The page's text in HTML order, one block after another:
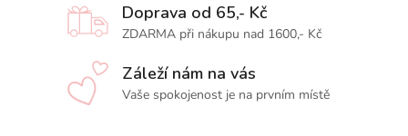
Doprava od 65,- Kč
ZDARMA při nákupu nad 1600,- Kč
Záleží nám na vás
Vaše spokojenost je na prvním místě